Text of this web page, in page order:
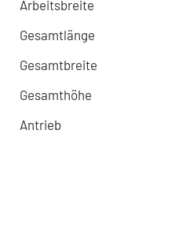
Arbeitsbreite
Gesamtlänge
Gesamtbreite
Gesamthöhe
Antrieb